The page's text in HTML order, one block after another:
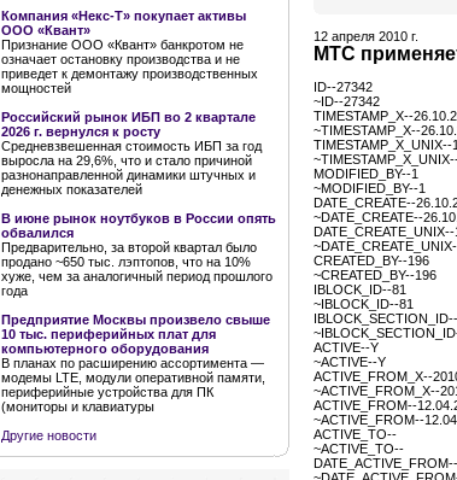
Компания «Некс-Т» покупает активы
ООО «Квант»
Признание ООО «Квант» банкротом не
означает остановку производства и не
приведет к демонтажу производственных
мощностей
Российский рынок ИБП во 2 квартале
2026 г. вернулся к росту
Средневзвешенная стоимость ИБП за год
выросла на 29,6%, что и стало причиной
разнонаправленной динамики штучных и
денежных показателей
В июне рынок ноутбуков в России опять
обвалился
Предварительно, за второй квартал было
продано ~650 тыс. лэптопов, что на 10%
хуже, чем за аналогичный период прошлого
года
Предприятие Москвы произвело свыше
10 тыс. периферийных плат для
компьютерного оборудования
В планах по расширению ассортимента —
модемы LTE, модули оперативной памяти,
периферийные устройства для ПК
(мониторы и клавиатуры
Другие новости
12 апреля 2010 г.
МТС
ID--27342
~ID--27342
TIMESTAMP_X--
~TIMESTAMP_X--
TIMESTAMP_X_UNIX--
MODIFIED_BY--1
~MODIFIED_BY--1
DATE_CREATE--
~DATE_CREATE--
CREATED_BY--196
~CREATED_BY--196
IBLOCK_ID--81
~IBLOCK_ID--81
IBLOCK_SECTION_ID--
ACTIVE--Y
~ACTIVE--Y
ACTIVE_FROM_X--
~ACTIVE_FROM_X--
ACTIVE_FROM--
~ACTIVE_FROM--
ACTIVE_TO--
~ACTIVE_TO--